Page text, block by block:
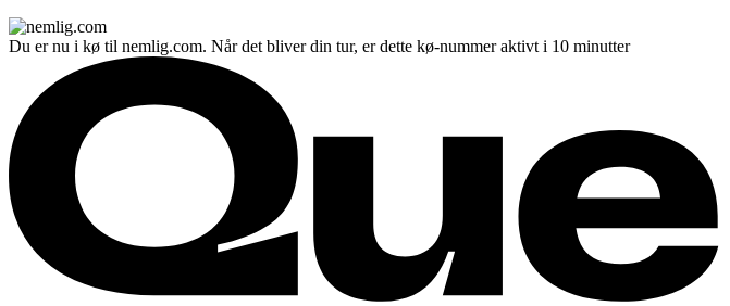
Du er nu i kø til nemlig.com. Når det bliver din tur, er dette kø-nummer aktivt i 10 minutter